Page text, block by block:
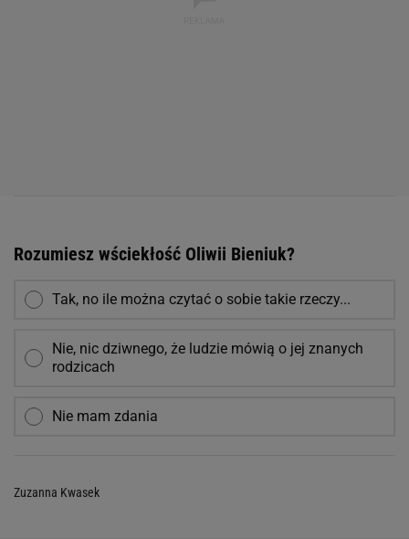
Rozumiesz wściekłość Oliwii Bieniuk?
Tak, no ile można czytać o sobie takie rzeczy...
Nie, nic dziwnego, że ludzie mówią o jej znanych
rodzicach
Nie mam zdania
Zuzanna Kwasek